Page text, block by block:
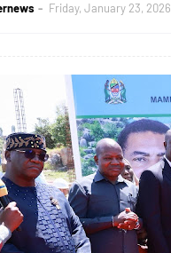
Friday, January 23, 2026